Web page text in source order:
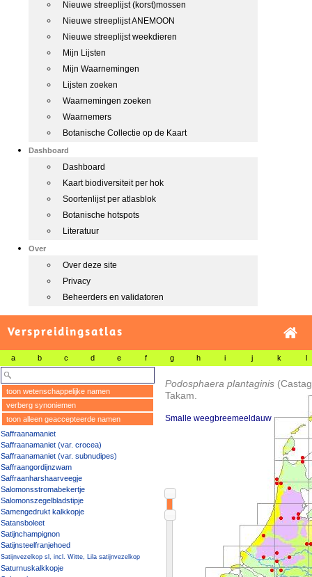
Nieuwe streeplijst (korst)mossen
Nieuwe streeplijst ANEMOON
Nieuwe streeplijst weekdieren
Mijn Lijsten
Mijn Waarnemingen
Lijsten zoeken
Waarnemingen zoeken
Waarnemers
Botanische Collectie op de Kaart
Dashboard
Dashboard
Kaart biodiversiteit per hok
Soortenlijst per atlasblok
Botanische hotspots
Literatuur
Over
Over deze site
Privacy
Beheerders en validatoren
Verspreidingsatlas
a b c d e f g h i j k l
toon wetenschappelijke namen
verberg synoniemen
toon alleen geaccepteerde namen
Saffraanamaniet
Saffraanamaniet (var. crocea)
Saffraanamaniet (var. subnudipes)
Saffraangordijnzwam
Saffraanharshaarveegje
Salomonsstromabekertje
Salomonszegelbladstipje
Samengedrukt kalkkopje
Satansboleet
Satijnchampignon
Satijnsteelfranjehoed
Satijnvezelkop sl, incl. Witte, Lila satijnvezelkop
Saturnuskalkkopje
Podosphaera plantaginis
Takam.
Smalle weegbreemeeldauw